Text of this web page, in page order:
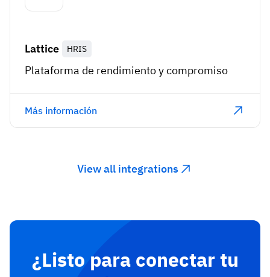
Lattice HRIS
Plataforma de rendimiento y compromiso
Más información
View all integrations
¿Listo para conectar tu